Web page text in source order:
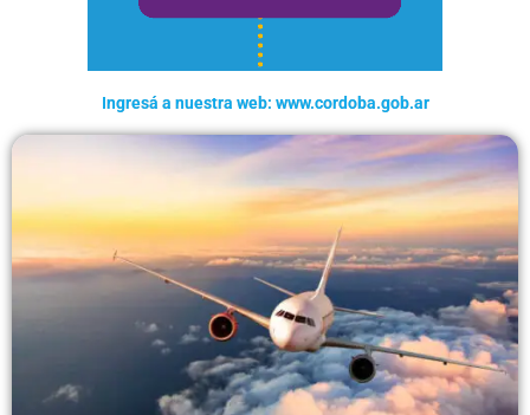
Ingresá a nuestra web: www.cordoba.gob.ar